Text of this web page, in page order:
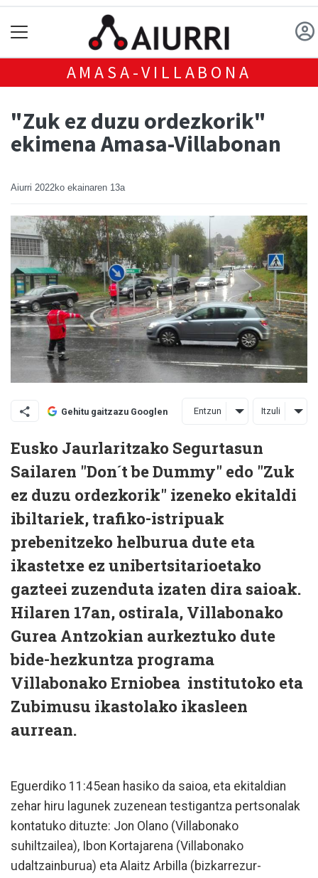
AMASA-VILLABONA
"Zuk ez duzu ordezkorik"
ekimena Amasa-Villabonan
Aiurri 2022ko ekainaren 13a
Gehitu gaitzazu Googlen Entzun Itzuli
Eusko Jaurlaritzako Segurtasun
Sailaren "Don´t be Dummy" edo "Zuk
ez duzu ordezkorik" izeneko ekitaldi
ibiltariek, trafiko-istripuak
prebenitzeko helburua dute eta
ikastetxe ez unibertsitarioetako
gazteei zuzenduta izaten dira saioak.
Hilaren 17an, ostirala, Villabonako
Gurea Antzokian aurkeztuko dute
bide-hezkuntza programa
Villabonako Erniobea institutoko eta
Zubimusu ikastolako ikasleen
aurrean.
Eguerdiko 11:45ean hasiko da saioa, eta ekitaldian
zehar hiru lagunek zuzenean testigantza pertsonalak
kontatuko dituzte: Jon Olano (Villabonako
suhiltzailea), Ibon Kortajarena (Villabonako
udaltzainburua) eta Alaitz Arbilla (bizkarrezur-